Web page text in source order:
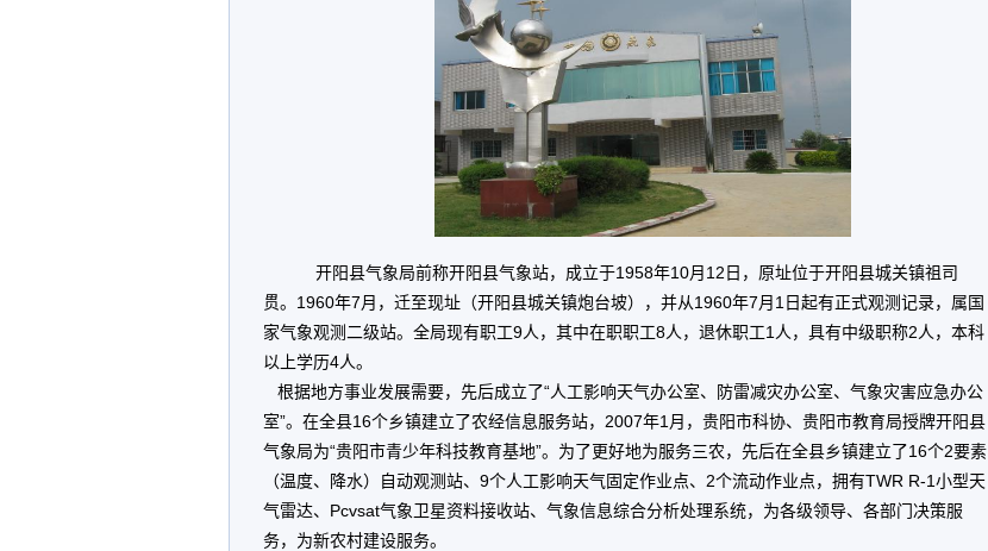
开阳县气象局前称开阳县气象站，成立于1958年10月12日，原址位于开阳县城关镇祖司
贯。1960年7月，迁至现址（开阳县城关镇炮台坡），并从1960年7月1日起有正式观测记录，属国
家气象观测二级站。全局现有职工9人，其中在职职工8人，退休职工1人，具有中级职称2人，本科
以上学历4人。
根据地方事业发展需要，先后成立了“人工影响天气办公室、防雷减灾办公室、气象灾害应急办公
室”。在全县16个乡镇建立了农经信息服务站，2007年1月，贵阳市科协、贵阳市教育局授牌开阳县
气象局为“贵阳市青少年科技教育基地”。为了更好地为服务三农，先后在全县乡镇建立了16个2要素
（温度、降水）自动观测站、9个人工影响天气固定作业点、2个流动作业点，拥有TWR R-1小型天
气雷达、Pcvsat气象卫星资料接收站、气象信息综合分析处理系统，为各级领导、各部门决策服
务，为新农村建设服务。